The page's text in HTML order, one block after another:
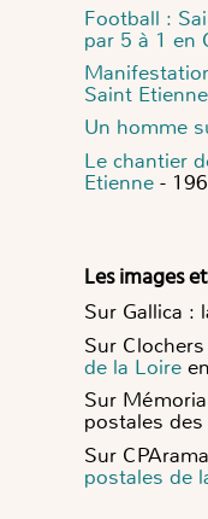
Football :
par 5 à 1 en
Saint Etienne
Un homme
Le chantier
Etienne -
Les images
Sur Gallica :
Sur
de la Loire
Sur
postales des
Sur
postales de